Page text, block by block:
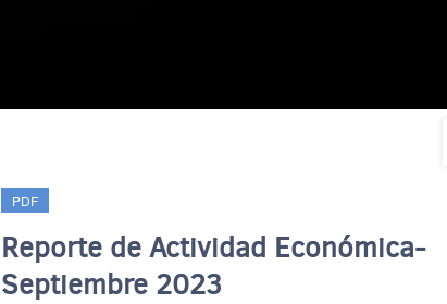
PDF
Reporte de Actividad Económica-
Septiembre 2023